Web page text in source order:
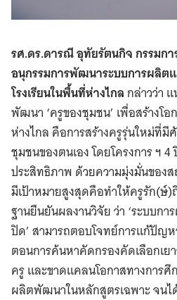
รศ.ดร.ดารณี อุทัยรัตนกิจ กรรมก
อนุกรรมการพัฒนาระบบการผลิ
โรงเรียนในพื้นที่ห่างไกลกล่าวว่า
พัฒนา ‘ครูของชุมชน’ เพื่อสร้างโอ
ห่างไกล คือการสร้างครูรุ่นใหม่ที่
ชุมชนของตนเอง โดยโครงการ ฯ
ประสิทธิภาพ ด้วยความมุ่งมั่นขอ
มีเป้าหมายสูงสุดคือทำให้ครูรัก(ษ์
ฐานยืนยันผลงานวิจัย ว่า ‘ระบบก
ปิด’ สามารถตอบโจทย์การแก้ปัญ
ตอนการค้นหาคัดกรองคัดเลือกเย
ครู และขาดแคลนโอกาสทางการ
ผลิตพัฒนาในหลักสูตรเฉพาะ จน